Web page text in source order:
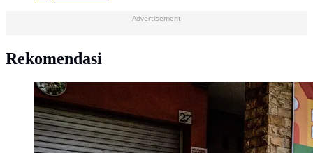
Advertisement
Rekomendasi